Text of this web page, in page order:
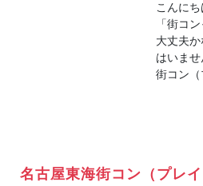
こんに
「街コ
大丈夫
はいま
街コン（
名古屋東海街コン（プレ